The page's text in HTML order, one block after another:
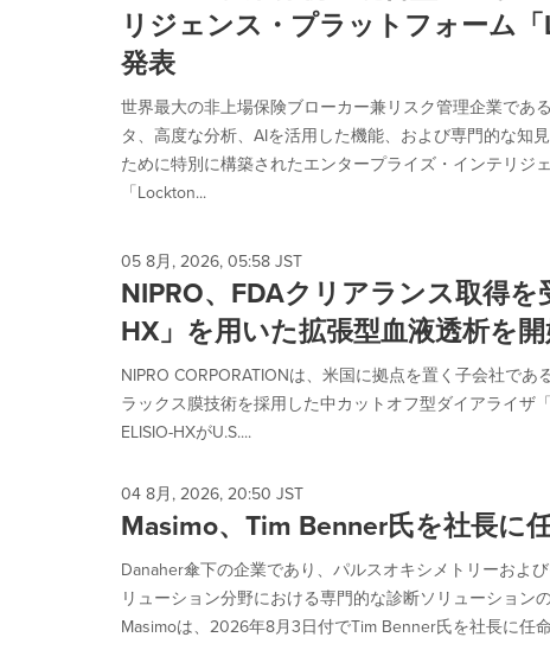
リジェンス・プラットフォーム
発表
世界最大の非上場保険ブローカー兼リスク管理企業であ
タ、高度な分析、AIを活用した機能、および専門的な知
ために特別に構築されたエンタープライズ・インテリジ
「Lockton...
05 8月, 2026, 05:58 JST
NIPRO、FDAクリアランス取得
HX」を用いた拡張型血液透析を
NIPRO CORPORATIONは、米国に拠点を置く子会社で
ラックス膜技術を採用した中カットオフ型ダイアライザ
ELISIO-HXがU.S....
04 8月, 2026, 20:50 JST
Masimo、Tim Benner氏を社長に
Danaher傘下の企業であり、パルスオキシメトリーおよ
リューション分野における専門的な診断ソリューション
Masimoは、2026年8月3日付でTim Benner氏を社長に任